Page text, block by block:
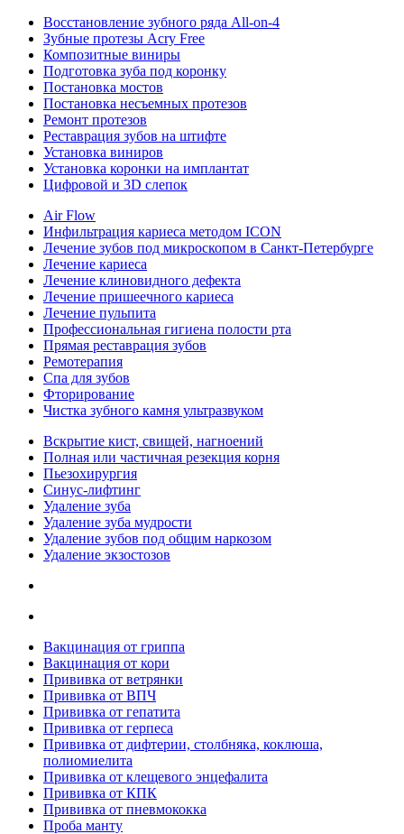
Восстановление зубного ряда All‑on‑4
Зубные протезы Acry Free
Композитные виниры
Подготовка зуба под коронку
Постановка мостов
Постановка несъемных протезов
Ремонт протезов
Реставрация зубов на штифте
Установка виниров
Установка коронки на имплантат
Цифровой и 3D слепок
Air Flow
Инфильтрация кариеса методом ICON
Лечение зубов под микроскопом в Санкт-Петербурге
Лечение кариеса
Лечение клиновидного дефекта
Лечение пришеечного кариеса
Лечение пульпита
Профессиональная гигиена полости рта
Прямая реставрация зубов
Ремотерапия
Спа для зубов
Фторирование
Чистка зубного камня ультразвуком
Вскрытие кист, свищей, нагноений
Полная или частичная резекция корня
Пьезохирургия
Синус-лифтинг
Удаление зуба
Удаление зуба мудрости
Удаление зубов под общим наркозом
Удаление экзостозов
Вакцинация от гриппа
Вакцинация от кори
Прививка от ветрянки
Прививка от ВПЧ
Прививка от гепатита
Прививка от герпеса
Прививка от дифтерии, столбняка, коклюша,
полиомиелита
Прививка от клещевого энцефалита
Прививка от КПК
Прививка от пневмококка
Проба манту